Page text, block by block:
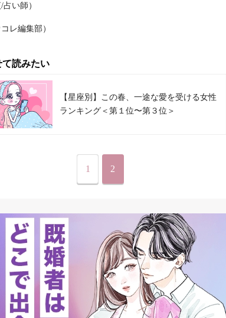
/占い師）
コレ編集部）
て読みたい
【星座別】この春、一途な愛を受ける女性
ランキング＜第１位〜第３位＞
1 2